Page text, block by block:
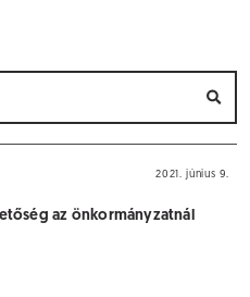
2021. június 9.
az önkormányzatnál